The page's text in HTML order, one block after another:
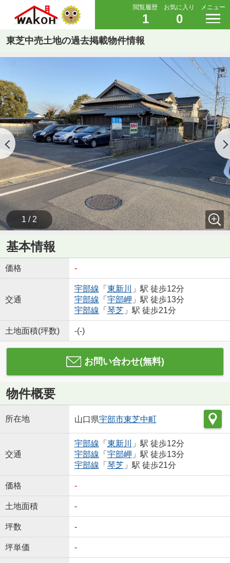
閲覧履歴
1
お気に入り
0
メニュー
東芝中売土地の過去掲載物件情報
1 / 2
基本情報
価格 -
交通
宇部線 「 東新川
」駅 徒歩12分
宇部線 「 宇部岬 」駅 徒歩13分
宇部線 「 琴芝」駅 徒歩21分
土地面積(坪数) -(-)
お問い合わせ(無料)
物件概要
所在地 山口県宇部市東芝中町
交通
宇部線 「 東新川
」駅 徒歩12分
宇部線 「 宇部岬 」駅 徒歩13分
宇部線 「 琴芝」駅 徒歩21分
価格 -
土地面積 -
坪数 -
坪単価 -